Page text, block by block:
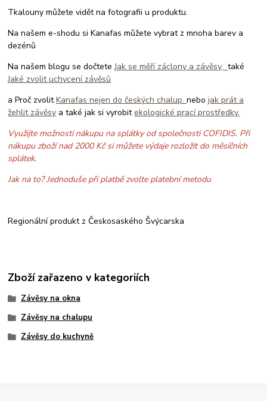
Tkalouny můžete vidět na fotografii u produktu.
Na našem e-shodu si Kanafas můžete vybrat z mnoha barev a
dezénů
Na našem blogu se dočteteJak se měří záclony a závěsy,také
Jaké zvolit uchycení závěsů
a Proč zvolitKanafas nejen do českých chalup.nebojak prát a
žehlit závěsy a také jak si vyrobitekologické prací prostředky.
Využijte možnosti nákupu na splátky od společnosti COFIDIS. Při
nákupu zboží nad 2000 Kč si můžete výdaje rozložit do měsíčních
splátek.
Jak na to? Jednoduše při platbě zvolte platební metodu
Regionální produkt z Českosaského Švýcarska
Zboží zařazeno v kategoriích
Závěsy na okna
Závěsy na chalupu
Závěsy do kuchyně